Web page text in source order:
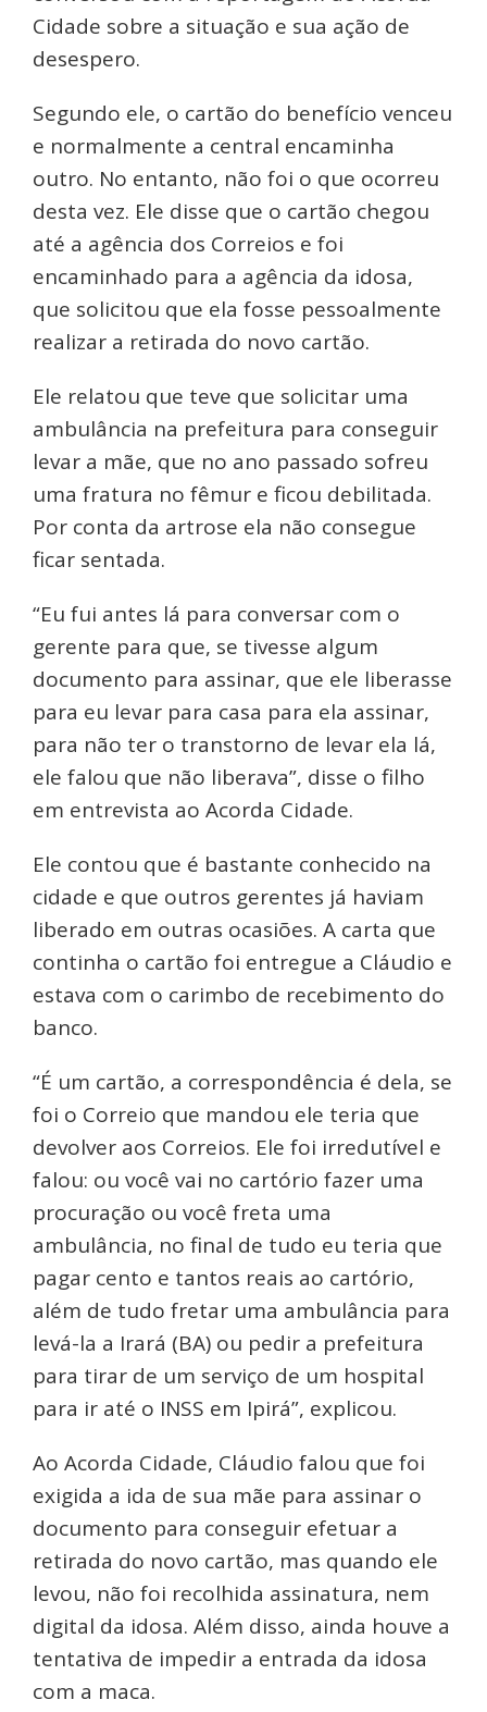
Cidade sobre a situação e sua ação de
desespero.
Segundo ele, o cartão do benefício venceu
e normalmente a central encaminha
outro. No entanto, não foi o que ocorreu
desta vez. Ele disse que o cartão chegou
até a agência dos Correios e foi
encaminhado para a agência da idosa,
que solicitou que ela fosse pessoalmente
realizar a retirada do novo cartão.
Ele relatou que teve que solicitar uma
ambulância na prefeitura para conseguir
levar a mãe, que no ano passado sofreu
uma fratura no fêmur e ficou debilitada.
Por conta da artrose ela não consegue
ficar sentada.
“Eu fui antes lá para conversar com o
gerente para que, se tivesse algum
documento para assinar, que ele liberasse
para eu levar para casa para ela assinar,
para não ter o transtorno de levar ela lá,
ele falou que não liberava”, disse o filho
em entrevista ao Acorda Cidade.
Ele contou que é bastante conhecido na
cidade e que outros gerentes já haviam
liberado em outras ocasiões. A carta que
continha o cartão foi entregue a Cláudio e
estava com o carimbo de recebimento do
banco.
“É um cartão, a correspondência é dela, se
foi o Correio que mandou ele teria que
devolver aos Correios. Ele foi irredutível e
falou: ou você vai no cartório fazer uma
procuração ou você freta uma
ambulância, no final de tudo eu teria que
pagar cento e tantos reais ao cartório,
além de tudo fretar uma ambulância para
levá-la a Irará (BA) ou pedir a prefeitura
para tirar de um serviço de um hospital
para ir até o INSS em Ipirá”, explicou.
Ao Acorda Cidade, Cláudio falou que foi
exigida a ida de sua mãe para assinar o
documento para conseguir efetuar a
retirada do novo cartão, mas quando ele
levou, não foi recolhida assinatura, nem
digital da idosa. Além disso, ainda houve a
tentativa de impedir a entrada da idosa
com a maca.